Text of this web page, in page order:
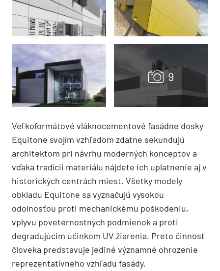
Veľkoformátové vláknocementové fasádne dosky
Equitone svojím vzhľadom zdatne sekundujú
architektom pri návrhu moderných konceptov a
vďaka tradícii materiálu nájdete ich uplatnenie aj v
historických centrách miest. Všetky modely
obkladu Equitone sa vyznačujú vysokou
odolnosťou proti mechanickému poškodeniu,
vplyvu poveternostných podmienok a proti
degradujúcim účinkom UV žiarenia. Preto činnosť
človeka predstavuje jediné významné ohrozenie
reprezentatívneho vzhľadu fasády.